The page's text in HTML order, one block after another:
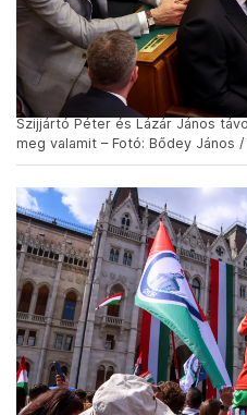
Szijjártó Péter és Lázár János
meg valamit – Fotó: Bődey János /